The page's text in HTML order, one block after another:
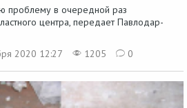
проблему в очередной раз
центра, передает Павлодар-
2020 12:27 1205 0